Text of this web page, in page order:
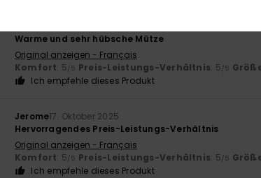
Warme und sehr hübsche Mütze
Original anzeigen - Français
Komfort: 5/5 Preis-Leistungs-Verhältnis: 5/5
Ich empfehle dieses Produkt
Jerome17. Oktober 2025
Hervorragendes Preis-Leistungs-Verhältnis
Original anzeigen - Français
Komfort: 5/5 Preis-Leistungs-Verhältnis: 5/5
Ich empfehle dieses Produkt